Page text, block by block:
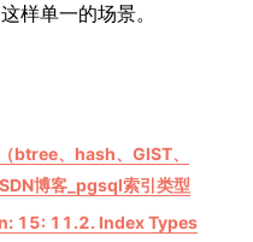
样单一的场景。
btree、hash、GIST、
博客_pgsql索引类型
15: 11.2. Index Types